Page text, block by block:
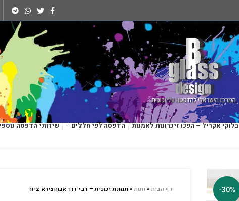
בלוקי אקריל – הפכו זיכרונות לאמנות הדפסה לפי חללים שירותי הדפסה
-30% דף הבית» חנות»תמונת זכוכית – רבי דוד אבוחצירא ציור